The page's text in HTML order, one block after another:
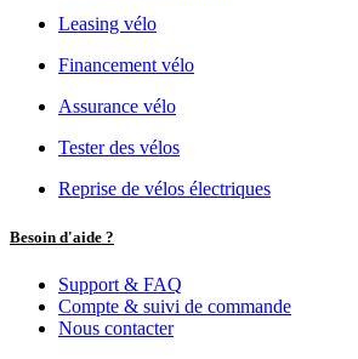
Leasing vélo
Financement vélo
Assurance vélo
Tester des vélos
Reprise de vélos électriques
Besoin d'aide ?
Support & FAQ
Compte & suivi de commande
Nous contacter